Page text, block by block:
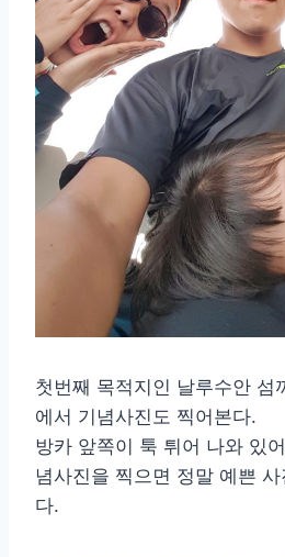
첫번째 목적지인 날루수안 섬
에서 기념사진도 찍어본다.
방카 앞쪽이 툭 튀어 나와 있
념사진을 찍으면 정말 예쁜
다.